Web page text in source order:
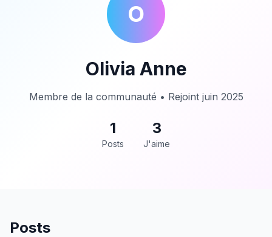
O
Olivia Anne
Membre de la communauté • Rejoint juin 2025
1
Posts
3
J'aime
Posts